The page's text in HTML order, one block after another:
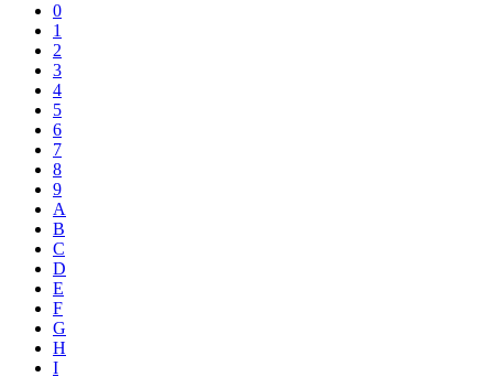
0
1
2
3
4
5
6
7
8
9
A
B
C
D
E
F
G
H
I